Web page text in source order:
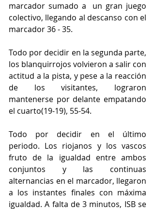
marcador sumado a  un gran juego
colectivo, llegando al descanso con el
marcador 36 - 35.
Todo por decidir en la segunda parte,
los blanquirrojos volvieron a salir con
actitud a la pista, y pese a la reacción
de los visitantes, lograron
mantenerse por delante empatando
el cuarto(19-19), 55-54.
Todo por decidir en el último
periodo. Los riojanos y los vascos
fruto de la igualdad entre ambos
conjuntos y las continuas
alternancias en el marcador, llegaron
a los instantes finales con máxima
igualdad. A falta de 3 minutos, ISB se